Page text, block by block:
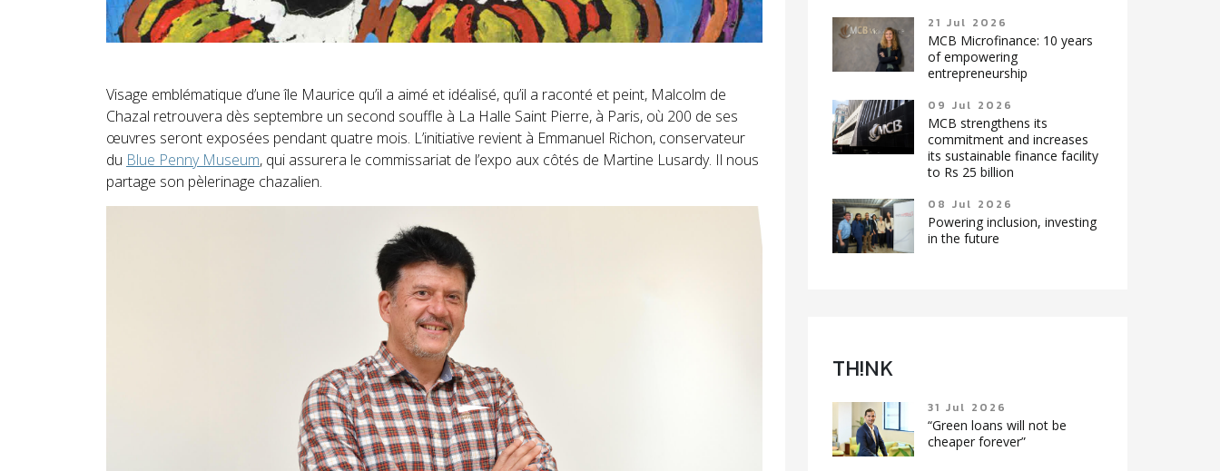
Visage emblématique d’une île Maurice qu’il a aimé et idéalisé, qu’il a raconté et peint, Malcolm de
Chazal retrouvera dès septembre un second souffle à La Halle Saint Pierre, à Paris, où 200 de ses
œuvres seront exposées pendant quatre mois. L’initiative revient à Emmanuel Richon, conservateur
du Blue Penny Museum, qui assurera le commissariat de l’expo aux côtés de Martine Lusardy. Il nous
partage son pèlerinage chazalien.
21 Jul 2026
MCB Microfinance: 10 years
of empowering
entrepreneurship
09 Jul 2026
MCB strengthens its
commitment and increases
its sustainable finance facility
to Rs 25 billion
08 Jul 2026
Powering inclusion, investing
in the future
TH!NK
31 Jul 2026
“Green loans will not be
cheaper forever”